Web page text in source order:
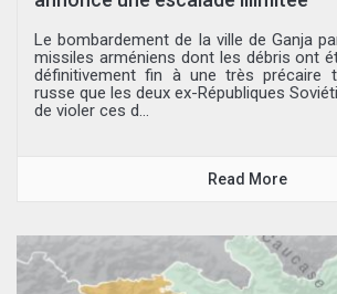
Le bombardement de la ville de Ganja
missiles arméniens dont les débris ont
définitivement fin à une très précaire
russe que les deux ex-Républiques
de violer ces d...
Read More